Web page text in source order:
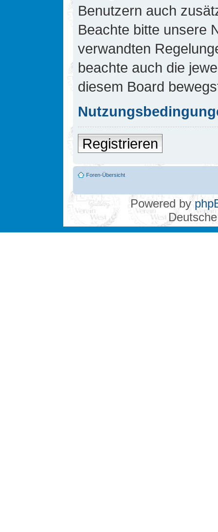
Benutzern auch
Beachte bitte unsere
verwandten
beachte auch die
diesem Board
Registrieren
Foren-Übersicht
Powered by